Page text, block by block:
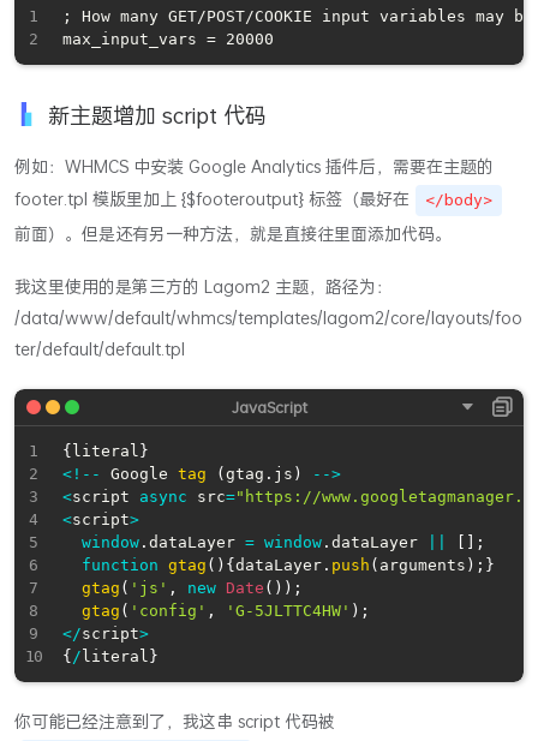
; How many GET/POST/COOKIE input variables may
新主题增加 script 代码
例如：WHMCS 中安装 Google Analytics 插件后，需要在主题的
footer.tpl 模版里加上 {$footeroutput} 标签（最好在
</body>
前面）。但是还有另一种方法，就是直接往里面添加代码。
我这里使用的是第三方的 Lagom2 主题，路径为：
/data/www/default/whmcs/templates/lagom2/core/layouts/foo
ter/default/default.tpl
{ literal }
< ! -- Google tag ( gtag . js ) -->
<script async src="https://
<script>
window . dataLayer = window . dataLayer
;
function gtag ( ) { dataLayer . push ( arguments ) ; }
gtag ( 'js' , new Date ( ) ) ;
gtag ( 'config' , 'G-5JLTTC4HW' ) ;
</script>
{ / literal }
你可能已经注意到了，我这串 script 代码被